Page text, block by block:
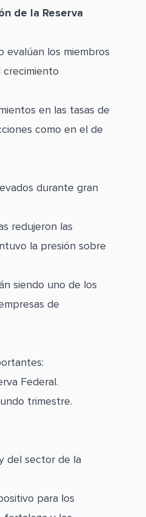
de la Reserva
evalúan los miembros
crecimiento
en las tasas de
como en el de
durante gran
redujeron las
la presión sobre
siendo uno de los
de
Federal.
trimestre.
del sector de la
para los